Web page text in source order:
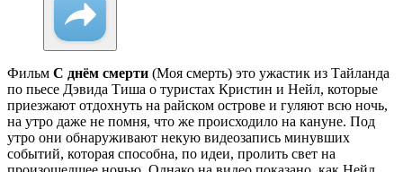
Фильм С днём смерти (Моя смерть) это ужастик из Тайланда
по пьесе Дэвида Тиша о туристах Кристин и Нейл, которые
приезжают отдохнуть на райском острове и гуляют всю ночь,
на утро даже не помня, что же происходило на кануне. Под
утро они обнаруживают некую видеозапись минувших
событий, которая способна, по идеи, пролить свет на